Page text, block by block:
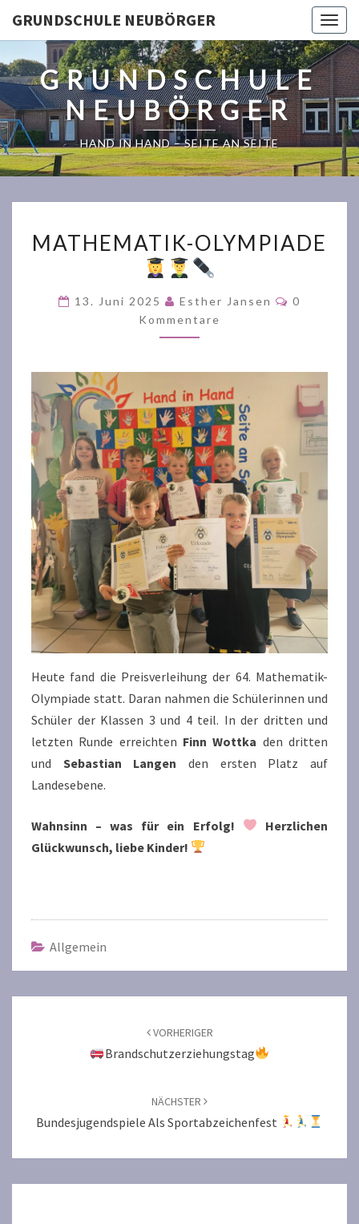
GRUNDSCHULE NEUBÖRGER
GRUNDSCHULE
NEUBÖRGER
HAND IN HAND – SEITE AN SEITE
OLYMPIADE
MATHEMATIK-OLYMPIADE
13. Juni 2025 Esther Jansen
0
Kommentare
Heute fand die Preisverleihung der 64. Mathematik-
Olympiade statt. Daran nahmen die Schülerinnen und
Schüler der Klassen 3 und 4 teil. In der dritten und
letzten Runde erreichten Finn Wottka den dritten
und Sebastian Langen den ersten Platz auf
Landesebene.
Wahnsinn – was für ein Erfolg!
Herzlichen
Glückwunsch, liebe Kinder!
Allgemein
VORHERIGER
Brandschutzerziehungstag
NÄCHSTER
Bundesjugendspiele Als Sportabzeichenfest